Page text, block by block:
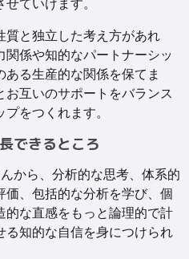
ていけます。
質と独立した考え方があれ
関係や知的なパートナーシッ
ある生産的な関係を保てま
お互いのサポートをバランス
をつくれます。
できるところ
んから、分析的な思考、体系的
価、包括的な分析を学び、個
的な直感をもっと論理的で計
る知的な自信を身につけられ